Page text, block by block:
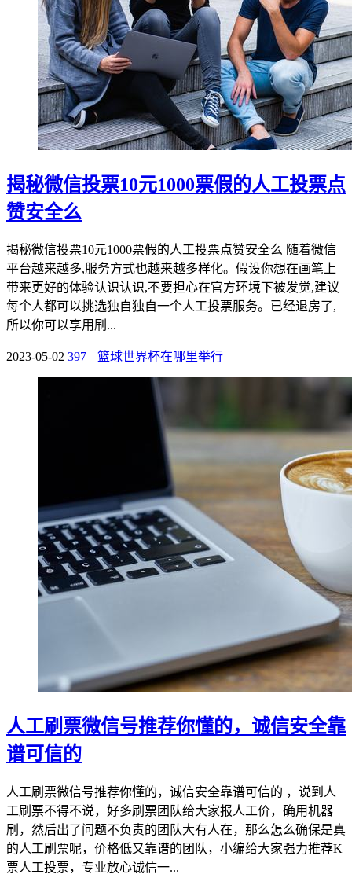
揭秘微信投票10元1000票假的人工投票点
赞安全么
揭秘微信投票10元1000票假的人工投票点赞安全么 随着微信
平台越来越多,服务方式也越来越多样化。假设你想在画笔上
带来更好的体验认识认识,不要担心在官方环境下被发觉,建议
每个人都可以挑选独自独自一个人工投票服务。已经退房了,
所以你可以享用刷...
2023-05-02 397 篮球世界杯在哪里举行
人工刷票微信号推荐你懂的，诚信安全靠
谱可信的
人工刷票微信号推荐你懂的，诚信安全靠谱可信的 ，说到人
工刷票不得不说，好多刷票团队给大家报人工价，确用机器
刷，然后出了问题不负责的团队大有人在，那么怎么确保是真
的人工刷票呢，价格低又靠谱的团队，小编给大家强力推荐K
票人工投票，专业放心诚信一...